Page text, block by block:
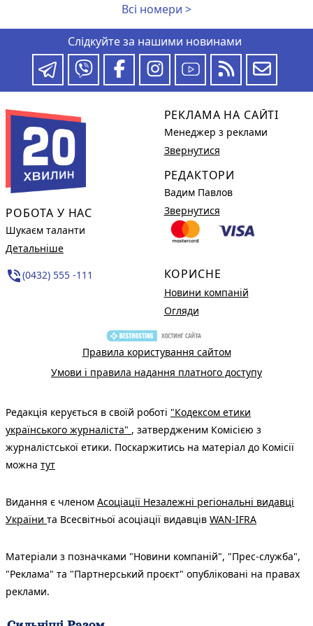
Всі номери >
Слідкуйте за нашими новинами
РОБОТА У НАС
Шукаєм таланти
Детальніше
phone_in_talk(0432) 555 -111
РЕКЛАМА НА САЙТІ
Менеджер з реклами
Звернутися
РЕДАКТОРИ
Вадим Павлов
Звернутися
КОРИСНЕ
Новини компаній
Огляди
Правила користування сайтом
Умови і правила надання платного доступу
Редакція керується в своїй роботі "Кодексом етики
українського журналіста" , затвердженим Комісією з
журналістської етики. Поскаржитись на матеріал до Комісії
можна тут
Видання є членом Асоціації Незалежні регіональні видавці
України та Всесвітньої асоціації видавців WAN-IFRA
Матеріали з позначками "Новини компаній", "Прес-служба",
"Реклама" та "Партнерський проєкт" опубліковані на правах
реклами.